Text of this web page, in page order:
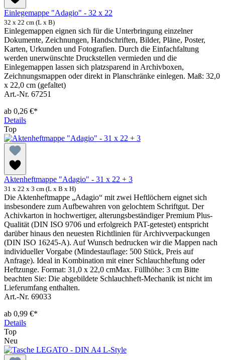
Einlegemappe "Adagio" - 32 x 22
32 x 22 cm (L x B)
Einlegemappen eignen sich für die Unterbringung einzelner
Dokumente, Zeichnungen, Handschriften, Bilder, Pläne, Poster,
Karten, Urkunden und Fotografien. Durch die Einfachfaltung
werden unerwünschte Druckstellen vermieden und die
Einlegemappen lassen sich platzsparend in Archivboxen,
Zeichnungsmappen oder direkt in Planschränke einlegen. Maß: 32,0
x 22,0 cm (gefaltet)
Art.-Nr. 67251
ab 0,26 €*
Details
Top
Aktenheftmappe "Adagio" - 31 x 22 + 3
31 x 22 x 3 cm (L x B x H)
Die Aktenheftmappe „Adagio“ mit zwei Heftlöchern eignet sich
insbesondere zum Aufbewahren von gelochtem Schriftgut. Der
Achivkarton in hochwertiger, alterungsbeständiger Premium Plus-
Qualität (DIN ISO 9706 und erfolgreich PAT-getestet) entspricht
darüber hinaus den neuesten Richtlinien für Archivverpackungen
(DIN ISO 16245-A). Auf Wunsch bedrucken wir die Mappen nach
individueller Vorgabe (Mindestauflage: 500 Stück, Preis auf
Anfrage). Ideal in Kombination mit einer Schlauchheftung oder
Heftzunge. Format: 31,0 x 22,0 cmMax. Füllhöhe: 3 cm Bitte
beachten Sie: Die abgebildete Schlauchheft-Mechanik ist nicht im
Lieferumfang enthalten.
Art.-Nr. 69033
ab 0,99 €*
Details
Top
Neu